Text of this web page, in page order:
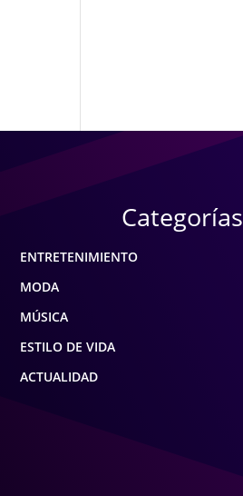
Categorías
ENTRETENIMIENTO
MODA
MÚSICA
ESTILO DE VIDA
ACTUALIDAD